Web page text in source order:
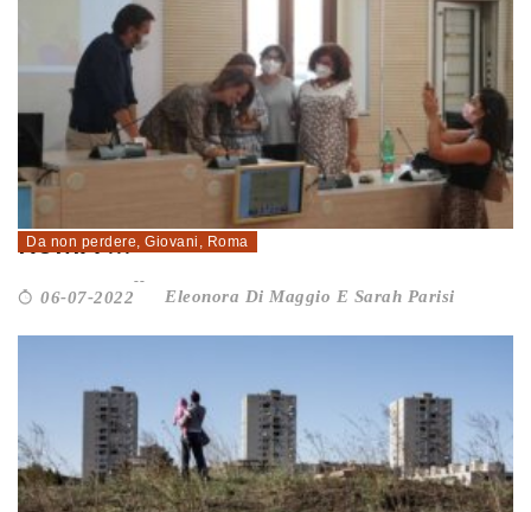
Da non perdere, Giovani , Roma
POVERTÀ EDUCATIVA: IL MUNICIPIO
ROMA ...
06-07-2022 Eleonora Di Maggio E Sarah Parisi